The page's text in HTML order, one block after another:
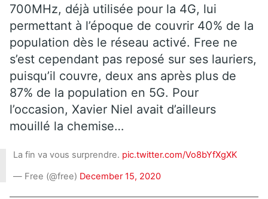
700MHz, déjà utilisée pour la 4G, lui
permettant à l’époque de couvrir 40% de la
population dès le réseau activé. Free ne
s’est cependant pas reposé sur ses lauriers,
puisqu’il couvre, deux ans après plus de
87% de la population en 5G. Pour
l’occasion, Xavier Niel avait d’ailleurs
mouillé la chemise…
La fin va vous surprendre. pic.twitter.com/Vo8bYfXgXK
— Free (@free) December 15, 2020